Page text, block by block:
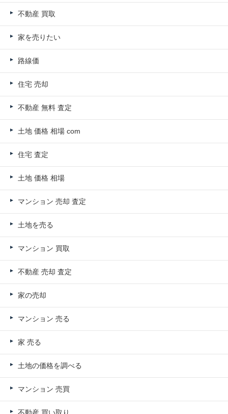
不動産 買取
家を売りたい
路線価
住宅 売却
不動産 無料 査定
土地 価格 相場 com
住宅 査定
土地 価格 相場
マンション 売却 査定
土地を売る
マンション 買取
不動産 売却 査定
家の売却
マンション 売る
家 売る
土地の価格を調べる
マンション 売買